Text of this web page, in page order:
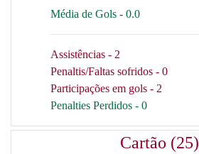
Média de Gols - 0.0
Assistências - 2
Penaltis/Faltas sofridos - 0
Participações em gols - 2
Penalties Perdidos - 0
Cartão (25)